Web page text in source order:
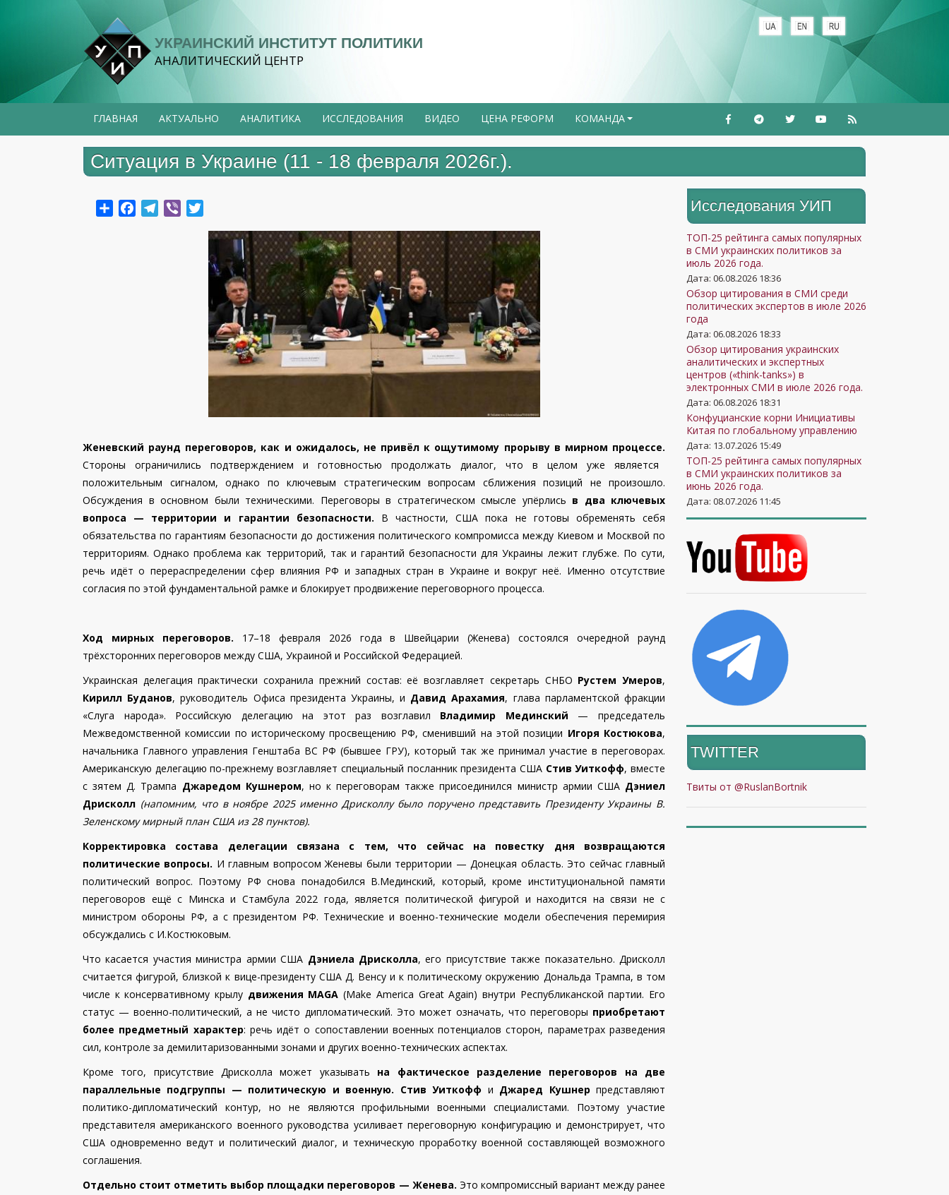
УКРАИНСКИЙ ИНСТИТУТ ПОЛИТИКИ
АНАЛИТИЧЕСКИЙ ЦЕНТР
ГЛАВНАЯ АКТУАЛЬНО АНАЛИТИКА ИССЛЕДОВАНИЯ ВИДЕО ЦЕНА РЕФОРМ +
КОМАНДА
Ситуация в Украине (11 - 18 февраля 2026г.).
ShareFacebookTelegram
Viber
Женевский раунд переговоров, как и ожидалось, не привёл к ощутимому прорыву в мирном процессе.
Стороны ограничились подтверждением и готовностью продолжать диалог, что в целом уже является
положительным сигналом, однако по ключевым стратегическим вопросам сближения позиций не произошло.
Обсуждения в основном были техническими. Переговоры в стратегическом смысле упёрлись в два ключевых
вопроса — территории и гарантии безопасности. В частности, США пока не готовы обременять себя
обязательства по гарантиям безопасности до достижения политического компромисса между Киевом и Москвой по
территориям. Однако проблема как территорий, так и гарантий безопасности для Украины лежит глубже. По сути,
речь идёт о перераспределении сфер влияния РФ и западных стран в Украине и вокруг неё. Именно отсутствие
согласия по этой фундаментальной рамке и блокирует продвижение переговорного процесса.
Ход мирных переговоров. 17–18 февраля 2026 года в Швейцарии (Женева) состоялся очередной раунд
трёхсторонних переговоров между США, Украиной и Российской Федерацией.
Украинская делегация практически сохранила прежний состав: её возглавляет секретарь СНБО Рустем Умеров,
Кирилл Буданов, руководитель Офиса президента Украины, и Давид Арахамия, глава парламентской фракции
«Слуга народа». Российскую делегацию на этот раз возглавил Владимир Мединский — председатель
Межведомственной комиссии по историческому просвещению РФ, сменивший на этой позиции Игоря Костюкова,
начальника Главного управления Генштаба ВС РФ (бывшее ГРУ), который так же принимал участие в переговорах.
Американскую делегацию по-прежнему возглавляет специальный посланник президента США Стив Уиткофф, вместе
с зятем Д. Трампа Джаредом Кушнером, но к переговорам также присоединился министр армии США Дэниел
Дрисколл (напомним, что в ноябре 2025 именно Дрисколлу было поручено представить Президенту Украины В.
Зеленскому мирный план США из 28 пунктов).
Корректировка состава делегации связана с тем, что сейчас на повестку дня возвращаются
политические вопросы. И главным вопросом Женевы были территории — Донецкая область. Это сейчас главный
политический вопрос. Поэтому РФ снова понадобился В.Мединский, который, кроме институциональной памяти
переговоров ещё с Минска и Стамбула 2022 года, является политической фигурой и находится на связи не с
министром обороны РФ, а с президентом РФ. Технические и военно-технические модели обеспечения перемирия
обсуждались с И.Костюковым.
Что касается участия министра армии США Дэниела Дрисколла, его присутствие также показательно. Дрисколл
считается фигурой, близкой к вице-президенту США Д. Венсу и к политическому окружению Дональда Трампа, в том
числе к консервативному крылу движения MAGA (Make America Great Again) внутри Республиканской партии. Его
статус — военно-политический, а не чисто дипломатический. Это может означать, что переговоры приобретают
более предметный характер: речь идёт о сопоставлении военных потенциалов сторон, параметрах разведения
сил, контроле за демилитаризованными зонами и других военно-технических аспектах.
Кроме того, присутствие Дрисколла может указывать на фактическое разделение переговоров на две
параллельные подгруппы — политическую и военную. Стив Уиткофф и Джаред Кушнер представляют
политико-дипломатический контур, но не являются профильными военными специалистами. Поэтому участие
представителя американского военного руководства усиливает переговорную конфигурацию и демонстрирует, что
США одновременно ведут и политический диалог, и техническую проработку военной составляющей возможного
соглашения.
Отдельно стоит отметить выбор площадки переговоров — Женева. Это компромиссный вариант между ранее
Исследования УИП
ТОП-25 рейтинга самых популярных
в СМИ украинских политиков за
июль 2026 года.
Дата: 06.08.2026 18:36
Обзор цитирования в СМИ среди
политических экспертов в июле 2026
года
Дата: 06.08.2026 18:33
Обзор цитирования украинских
аналитических и экспертных
центров («think-tanks») в
электронных СМИ в июле 2026 года.
Дата: 06.08.2026 18:31
Конфуцианские корни Инициативы
Китая по глобальному управлению
Дата: 13.07.2026 15:49
ТОП-25 рейтинга самых популярных
в СМИ украинских политиков за
июнь 2026 года.
Дата: 08.07.2026 11:45
TWITTER
Твиты от @RuslanBortnik